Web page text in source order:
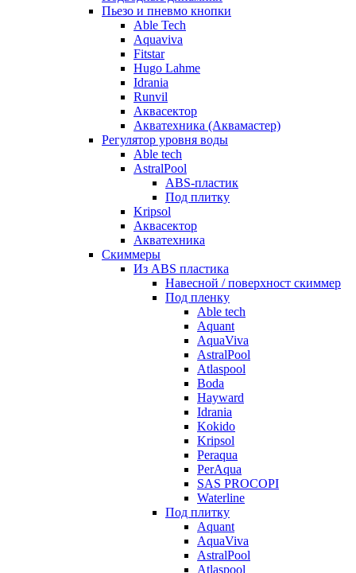
Пьезо и пневмо кнопки
Able Tech
Aquaviva
Fitstar
Hugo Lahme
Idrania
Runvil
Аквасектор
Акватехника (Аквамастер)
Регулятор уровня воды
Able tech
AstralPool
ABS-пластик
Под плитку
Kripsol
Аквасектор
Акватехника
Скиммеры
Из ABS пластика
Навесной / поверхност скиммер
Под пленку
Able tech
Aquant
AquaViva
AstralPool
Atlaspool
Boda
Hayward
Idrania
Kokido
Kripsol
Peraqua
PerAqua
SAS PROCOPI
Waterline
Под плитку
Aquant
AquaViva
AstralPool
Atlaspool